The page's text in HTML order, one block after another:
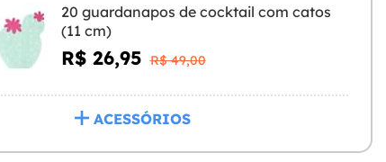
20 guardanapos de cocktail com catos
(11 cm)
R$ 26,95 R$ 49,00
ACESSÓRIOS